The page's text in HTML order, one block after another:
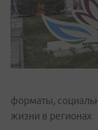
форматы,
жизни в регионах